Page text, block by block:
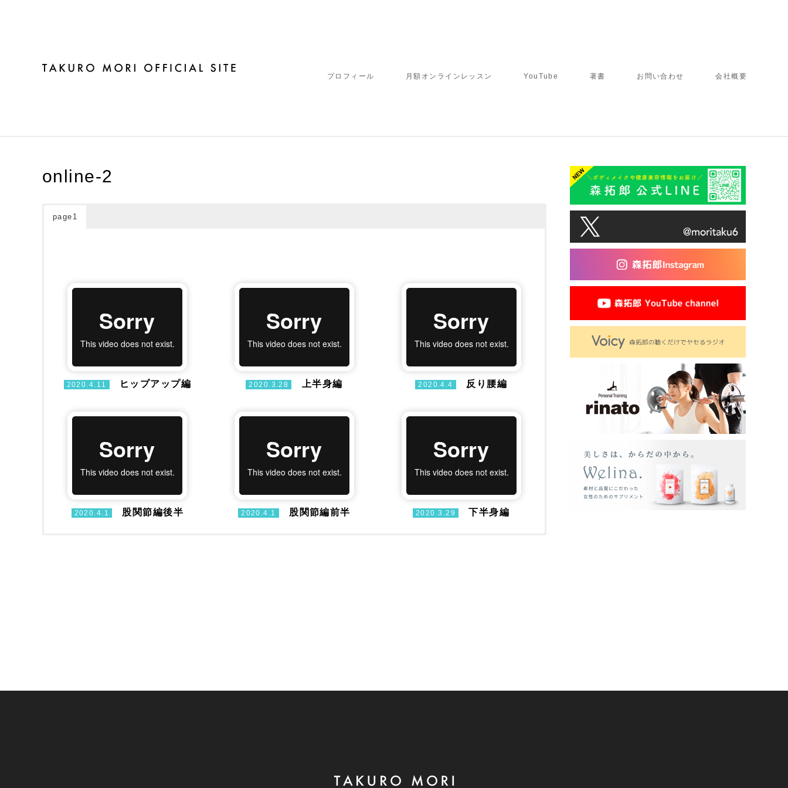
プロフィール 月額オンラインレッスン YouTube 著書 お問い合わせ 会社概要
online-2
online-2
page1
2020.4.11 ヒップアップ編 2020.3.28 上半身編 2020.4.4 反り腰編
2020.4.1 股関節編後半 2020.4.1 股関節編前半 2020.3.29 下半身編